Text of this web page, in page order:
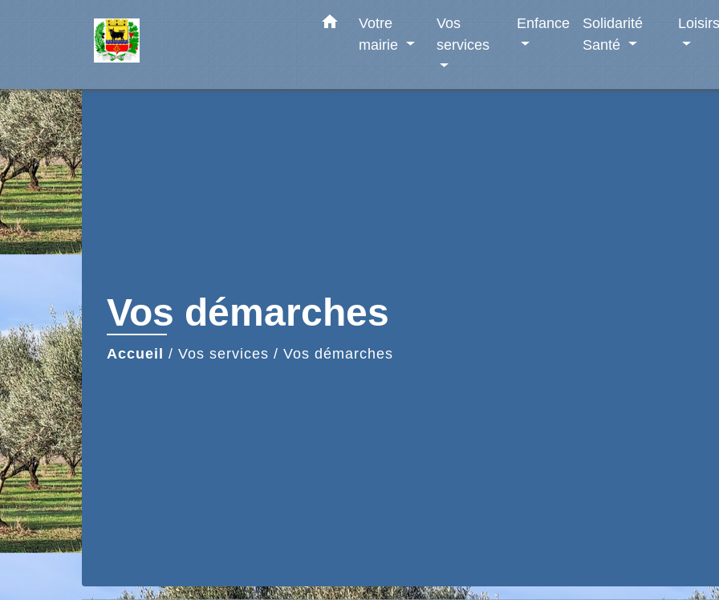
home
Votre
mairie
Vos
services
Enfance
Solidarité
Santé
Loisirs
Vos démarches
Accueil / Vos services / Vos démarches